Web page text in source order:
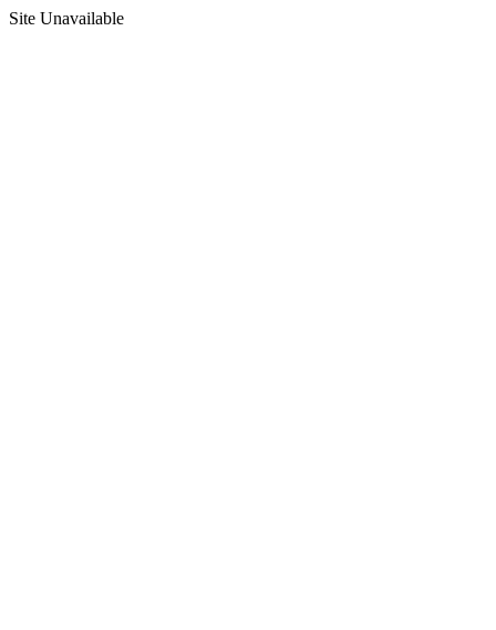
Site Unavailable